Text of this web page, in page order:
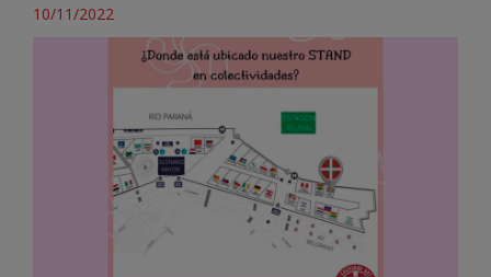
10/11/2022